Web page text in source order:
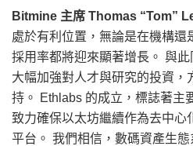
Bitmine 主席 Thomas “Tom”
處於有利位置，無論是在機構還
採用率都將迎來顯著增長。 與
大幅加強對人才與研究的投資，
持。 Ethlabs 的成立，標誌著主
致力確保以太坊繼續作為去中心
平台。 我們相信，數碼資產生